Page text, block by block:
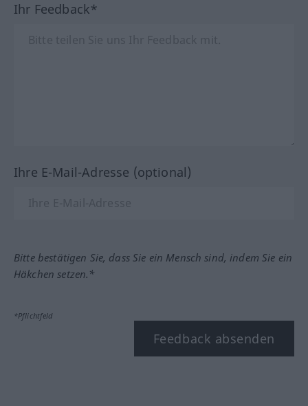
Ihr Feedback*
Ihre E-Mail-Adresse (optional)
Bitte bestätigen Sie, dass Sie ein Mensch sind, indem Sie ein
Häkchen setzen.*
*Pflichtfeld
Feedback absenden